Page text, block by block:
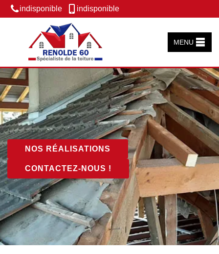
indisponible indisponible
MENU
NOS RÉALISATIONS
CONTACTEZ-NOUS !